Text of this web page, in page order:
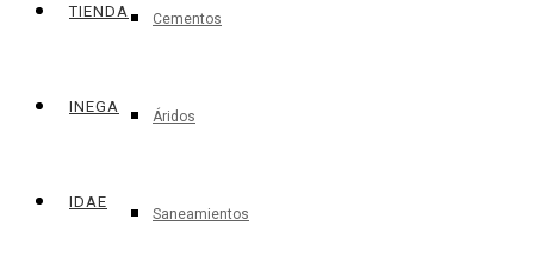
Cementos
Áridos
Saneamientos
TIENDA
INEGA
IDAE